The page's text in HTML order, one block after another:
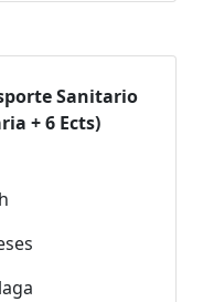
Sanitario
+ 6 Ects)